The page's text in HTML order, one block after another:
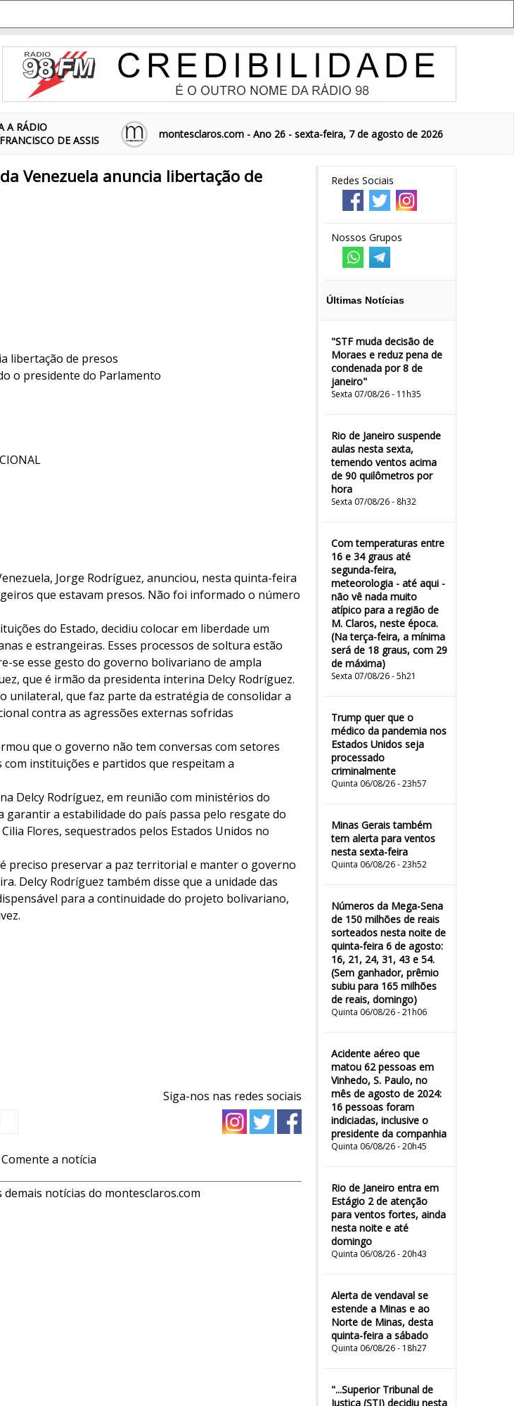
A RÁDIO
DE ASSIS
montesclaros.com - Ano 26 - sexta-feira, 7 de agosto de 2026
Redes Sociais
Nossos Grupos
Últimas Notícias
"STF muda decisão de
Moraes e reduz pena de
condenada por 8 de
janeiro"
Sexta 07/08/26 - 11h35
Rio de Janeiro suspende
aulas nesta sexta,
temendo ventos acima
de 90 quilômetros por
hora
Sexta 07/08/26 - 8h32
Com temperaturas entre
16 e 34 graus até
segunda-feira,
meteorologia - até aqui -
não vê nada muito
atípico para a região de
M. Claros, neste época.
(Na terça-feira, a mínima
será de 18 graus, com 29
de máxima)
Sexta 07/08/26 - 5h21
Trump quer que o
médico da pandemia nos
Estados Unidos seja
processado
criminalmente
Quinta 06/08/26 - 23h57
Minas Gerais também
tem alerta para ventos
nesta sexta-feira
Quinta 06/08/26 - 23h52
Números da Mega-Sena
de 150 milhões de reais
sorteados nesta noite de
quinta-feira 6 de agosto:
16, 21, 24, 31, 43 e 54.
(Sem ganhador, prêmio
subiu para 165 milhões
de reais, domingo)
Quinta 06/08/26 - 21h06
Acidente aéreo que
matou 62 pessoas em
Vinhedo, S. Paulo, no
mês de agosto de 2024:
16 pessoas foram
indiciadas, inclusive o
presidente da companhia
Quinta 06/08/26 - 20h45
Rio de Janeiro entra em
Estágio 2 de atenção
para ventos fortes, ainda
nesta noite e até
domingo
Quinta 06/08/26 - 20h43
Alerta de vendaval se
estende a Minas e ao
Norte de Minas, desta
quinta-feira a sábado
Quinta 06/08/26 - 18h27
"...Superior Tribunal de
Justiça (STJ) decidiu nesta
Venezuela anuncia libertação de
libertação de presos
o presidente do Parlamento
Jorge Rodríguez, anunciou, nesta quinta-feira
que estavam presos. Não foi informado o número
do Estado, decidiu colocar em liberdade um
e estrangeiras. Esses processos de soltura estão
se esse gesto do governo bolivariano de ampla
que é irmão da presidenta interina Delcy Rodríguez.
unilateral, que faz parte da estratégia de consolidar a
contra as agressões externas sofridas
que o governo não tem conversas com setores
instituições e partidos que respeitam a
Delcy Rodríguez, em reunião com ministérios do
a estabilidade do país passa pelo resgate do
Flores, sequestrados pelos Estados Unidos no
preciso preservar a paz territorial e manter o governo
Delcy Rodríguez também disse que a unidade das
para a continuidade do projeto bolivariano,
Siga-nos nas redes sociais
a notícia
demais notícias do montesclaros.com